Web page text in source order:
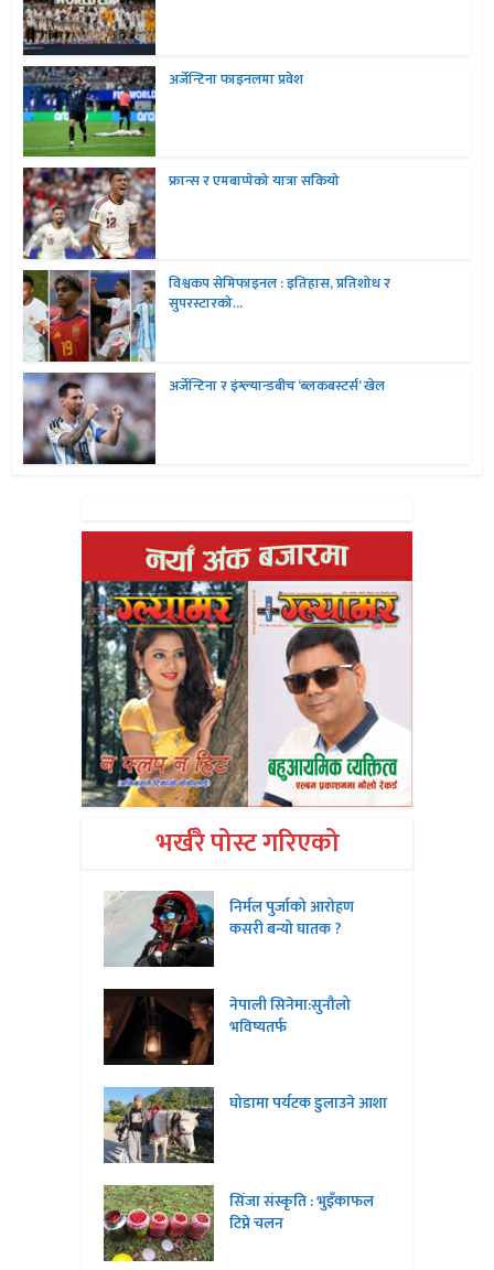
अर्जेन्टिना फाइनलमा प्रवेश
फ्रान्स र एमबाप्पेको यात्रा सकियो
विश्वकप सेमिफाइनल : इतिहास, प्रतिशोध र
सुपरस्टारको...
अर्जेन्टिना र इंग्ल्यान्डबीच ‘ब्लकबस्टर्स’ खेल
भर्खरै पोस्ट गरिएको
निर्मल पुर्जाको आरोहण
कसरी बन्यो घातक ?
नेपाली सिनेमा:सुनौलो
भविष्यतर्फ
घोडामा पर्यटक डुलाउने आशा
सिंजा संस्कृति : भुइँकाफल
टिप्ने चलन